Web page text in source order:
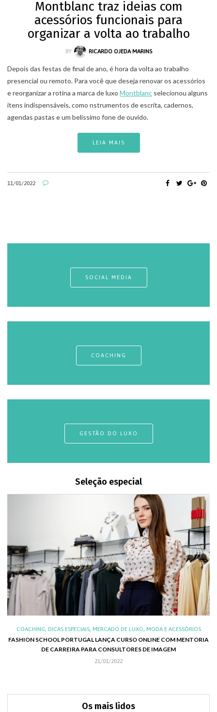
Montblanc traz ideias com
acessórios funcionais para
organizar a volta ao trabalho
BY RICARDO OJEDA MARINS
Depois das festas de final de ano, é hora da volta ao trabalho
presencial ou remoto. Para você que deseja renovar os acessórios
e reorganizar a rotina a marca de luxo Montblanc selecionou alguns
itens indispensáveis, como nstrumentos de escrita, cadernos,
agendas pastas e um belíssimo fone de ouvido.
LEIA MAIS
11/01/2022
SOCIAL MEDIA
COACHING
GESTÃO DO LUXO
Seleção especial
COACHING, DICAS ESPECIAIS, MERCADO DE LUXO, MODA E ACESSÓRIOS
FASHION SCHOOL PORTUGAL LANÇA CURSO ONLINE COM MENTORIA
DE CARREIRA PARA CONSULTORES DE IMAGEM
21/01/2022
Os mais lidos